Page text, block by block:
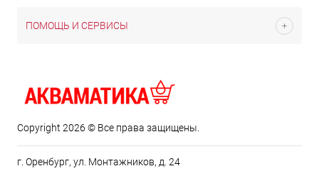
ПОМОЩЬ И СЕРВИСЫ
Copyright 2026 © Все права защищены.
г. Оренбург, ул. Монтажников, д. 24